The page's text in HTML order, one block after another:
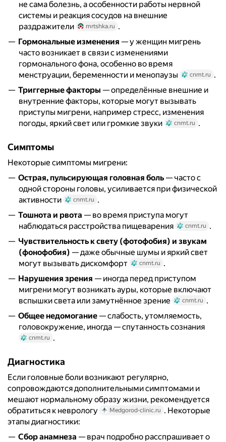
не сама болезнь, а особенности работы нервной
системы и реакция сосудов на внешние
раздражители
mrtshka.ru .
Гормональные изменения — у женщин мигрень
часто возникает в связи с изменениями
гормонального фона, особенно во время
менструации, беременности и менопаузы
cnmt.ru .
Триггерные факторы — определённые внешние и
внутренние факторы, которые могут вызывать
приступы мигрени, например стресс, изменения
погоды, яркий свет или громкие звуки
cnmt.ru .
Симптомы
Некоторые симптомы мигрени:
Острая, пульсирующая головная боль — часто с
одной стороны головы, усиливается при физической
активности
cnmt.ru .
Тошнота и рвота — во время приступа могут
наблюдаться расстройства пищеварения
cnmt.ru .
Чувствительность к свету (фотофобия) и звукам
(фонофобия) — даже обычные шумы и яркий свет
могут вызывать дискомфорт
cnmt.ru .
Нарушения зрения — иногда перед приступом
мигрени могут возникать ауры, которые включают
вспышки света или замутнённое зрение
cnmt.ru .
Общее недомогание — слабость, утомляемость,
головокружение, иногда — спутанность сознания
cnmt.ru .
Диагностика
Если головные боли возникают регулярно,
сопровождаются дополнительными симптомами и
мешают нормальному образу жизни, рекомендуется
обратиться к неврологу
Medgorod-clinic.ru . Некоторые
этапы диагностики:
Сбор анамнеза — врач подробно расспрашивает о